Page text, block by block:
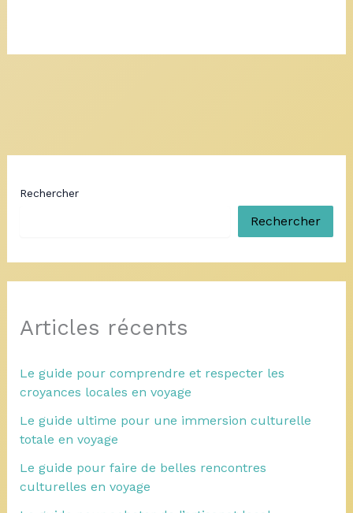
Rechercher
Rechercher
Articles récents
Le guide pour comprendre et respecter les
croyances locales en voyage
Le guide ultime pour une immersion culturelle
totale en voyage
Le guide pour faire de belles rencontres
culturelles en voyage